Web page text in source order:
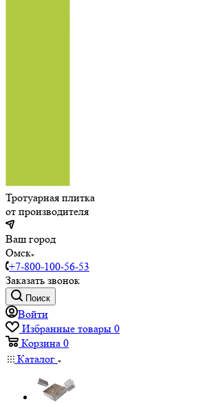
Тротуарная плитка
от производителя
Ваш город
Омск
+7-800-100-56-53
Заказать звонок
Поиск
Войти
Избранные товары 0
Корзина 0
Каталог